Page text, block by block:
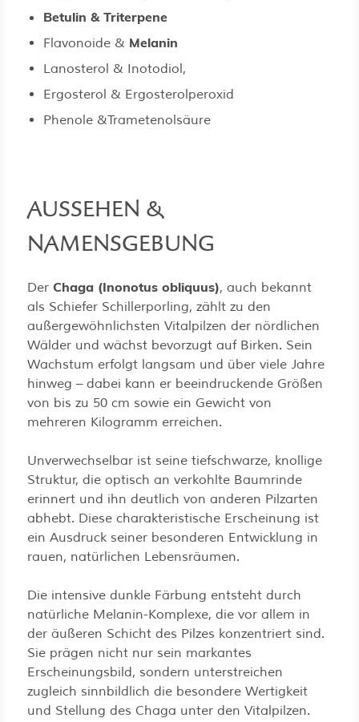
Betulin & Triterpene
Flavonoide & Melanin
Lanosterol & Inotodiol,
Ergosterol & Ergosterolperoxid
Phenole &Trametenolsäure
AUSSEHEN &
NAMENSGEBUNG
Der Chaga (Inonotus obliquus), auch bekannt
als Schiefer Schillerporling, zählt zu den
außergewöhnlichsten Vitalpilzen der nördlichen
Wälder und wächst bevorzugt auf Birken. Sein
Wachstum erfolgt langsam und über viele Jahre
hinweg – dabei kann er beeindruckende Größen
von bis zu 50 cm sowie ein Gewicht von
mehreren Kilogramm erreichen.
Unverwechselbar ist seine tiefschwarze, knollige
Struktur, die optisch an verkohlte Baumrinde
erinnert und ihn deutlich von anderen Pilzarten
abhebt. Diese charakteristische Erscheinung ist
ein Ausdruck seiner besonderen Entwicklung in
rauen, natürlichen Lebensräumen.
Die intensive dunkle Färbung entsteht durch
natürliche Melanin-Komplexe, die vor allem in
der äußeren Schicht des Pilzes konzentriert sind.
Sie prägen nicht nur sein markantes
Erscheinungsbild, sondern unterstreichen
zugleich sinnbildlich die besondere Wertigkeit
und Stellung des Chaga unter den Vitalpilzen.